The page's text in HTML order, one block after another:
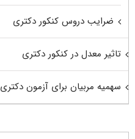
ضرایب دروس کنکور دکتری
تاثیر معدل در کنکور دکتری
سهمیه مربیان برای آزمون دکتری